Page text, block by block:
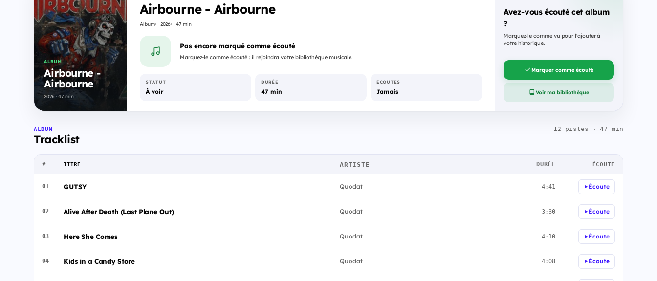
ALBUM
Airbourne -
Airbourne
2026 · 47 min
Airbourne - Airbourne
Album 2026 47 min
Pas encore marqué comme écouté
Marquez-le comme écouté : il rejoindra votre bibliothèque musicale.
STATUT
À voir
DURÉE
47 min
ÉCOUTES
Jamais
Avez-vous écouté cet album
?
Marquez-le comme vu pour l'ajouter à
votre historique.
Marquer comme écouté
Voir ma bibliothèque
ALBUM
Tracklist
12 pistes · 47 min
# TITRE ARTISTE DURÉE ÉCOUTE
01 GUTSY Quodat 4:41 Écoute
02 Alive After Death (Last Plane Out) Quodat 3:30 Écoute
03 Here She Comes Quodat 4:10 Écoute
04 Kids in a Candy Store Quodat 4:08 Écoute